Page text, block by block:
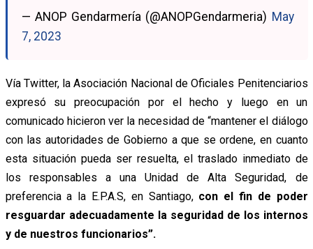
— ANOP Gendarmería (@ANOPGendarmeria) May
7, 2023
Vía Twitter, la Asociación Nacional de Oficiales Penitenciarios
expresó su preocupación por el hecho y luego en un
comunicado hicieron ver la necesidad de “mantener el diálogo
con las autoridades de Gobierno a que se ordene, en cuanto
esta situación pueda ser resuelta, el traslado inmediato de
los responsables a una Unidad de Alta Seguridad, de
preferencia a la E.P.A.S, en Santiago,con el fin de poder
resguardar adecuadamente la seguridad de los internos
y de nuestros funcionarios”.